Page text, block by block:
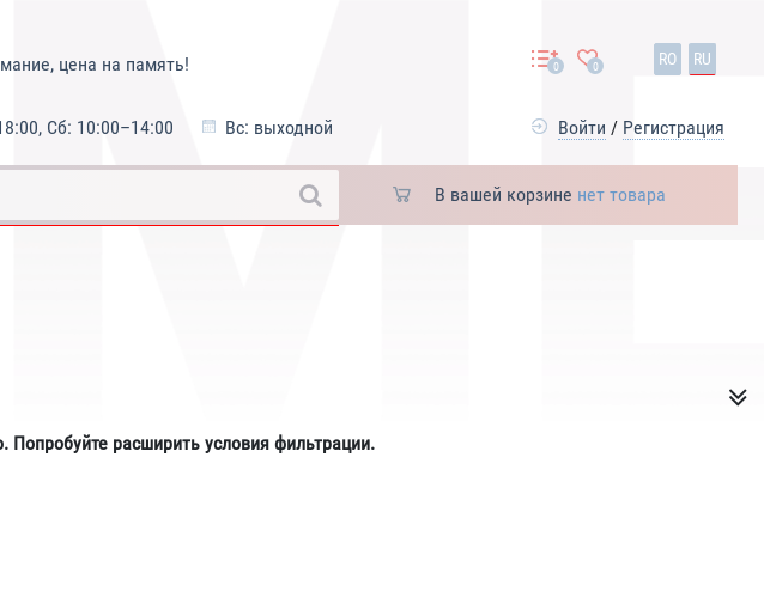
цена на память!
Сб: 10:00–14:00 Вс: выходной
0 0 RO RU
Войти / Регистрация
В вашей корзине нет товара
расширить условия фильтрации.